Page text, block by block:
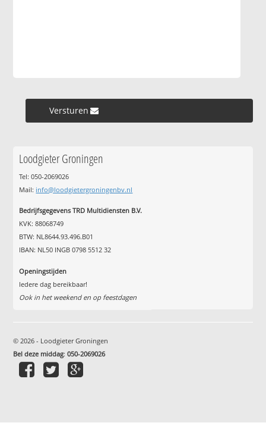
Versturen »
Loodgieter Groningen
Tel: 050-2069026
Mail: info@loodgietergroningenbv.nl
Bedrijfsgegevens TRD Multidiensten B.V.
KVK: 88068749
BTW: NL8644.93.496.B01
IBAN: NL50 INGB 0798 5512 32
Openingstijden
Iedere dag bereikbaar!
Ook in het weekend en op feestdagen
© 2026 - Loodgieter Groningen
Bel deze middag:050-2069026